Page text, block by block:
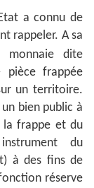
a connu de
rappeler. A sa
dite
pièce frappée
un territoire.
bien public à
la frappe et du
du
à des fins de
réserve